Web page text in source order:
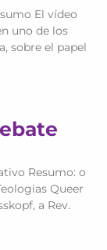
El vídeo
uno de los
sobre el papel
Resumo: o
Queer
a Rev.